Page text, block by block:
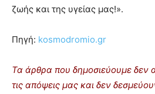
ζωής και της υγείας μας!».
Πηγή: kosmodromio.gr
Τα άρθρα που δημοσιεύουμε δεν
τις απόψεις μας και δεν